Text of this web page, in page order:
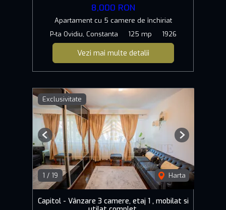
8,000 RON
Apartament cu 5 camere de închiriat
P-ta Ovidiu, Constanta
125 mp 1926
Vezi mai multe detalii
Exclusivitate
1 / 19 Harta
Previous Next
Capitol - Vânzare 3 camere, etaj 1 , mobilat si